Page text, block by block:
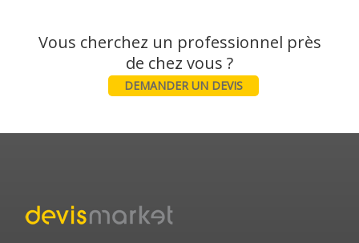
Vous cherchez un professionnel près
DEMANDER UN DEVIS